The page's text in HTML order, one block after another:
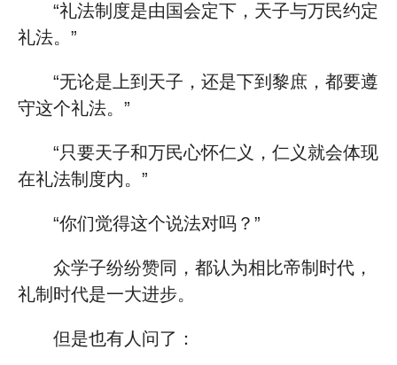
“礼法制度是由国会定下，天子与万民约定
礼法。”
“无论是上到天子，还是下到黎庶，都要遵
守这个礼法。”
“只要天子和万民心怀仁义，仁义就会体现
在礼法制度内。”
“你们觉得这个说法对吗？”
众学子纷纷赞同，都认为相比帝制时代，
礼制时代是一大进步。
但是也有人问了：